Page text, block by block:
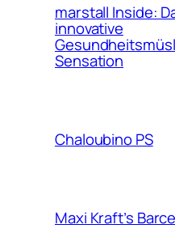
marstall Inside:
innovative
Sensation
Chaloubino PS
Maxi Kraft’s